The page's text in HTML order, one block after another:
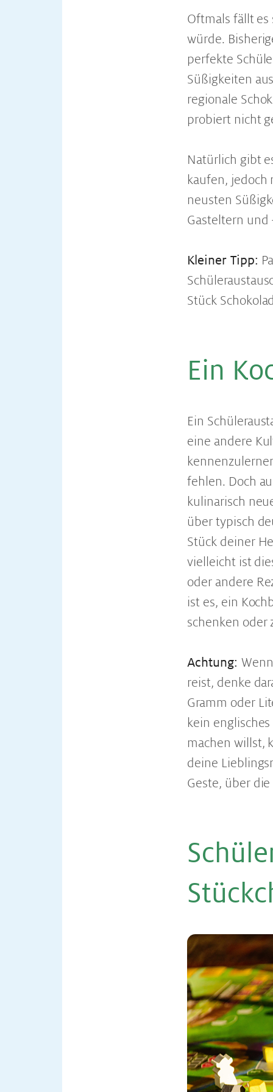
Oftmals fällt es
würde.
perfekte
Süßigkeiten
regionale
probiert nicht
Natürlich gibt
kaufen, jedoch
neusten
Gasteltern und
Kleiner Tipp:
Stück
Ein
Ein
eine andere
fehlen. Doch
kulinarisch
über typisch
Stück deiner
vielleicht ist
oder andere
ist es, ein
schenken oder
Achtung:
reist, denke
Gramm oder
kein
machen willst,
deine
Geste, über